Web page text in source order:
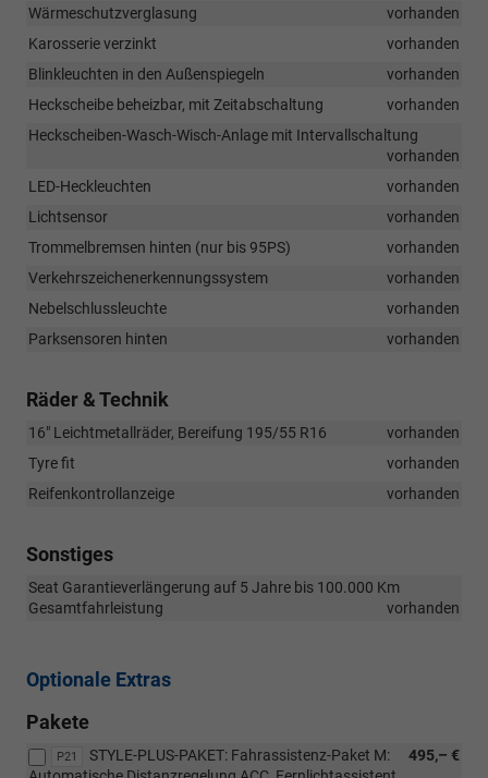
Wärmeschutzverglasung
vorhanden
Karosserie verzinkt
vorhanden
Blinkleuchten in den Außenspiegeln
vorhanden
Heckscheibe beheizbar, mit Zeitabschaltung
vorhanden
Heckscheiben-Wasch-Wisch-Anlage mit Intervallschaltung
vorhanden
LED-Heckleuchten
vorhanden
Lichtsensor
vorhanden
Trommelbremsen hinten (nur bis 95PS)
vorhanden
Verkehrszeichenerkennungssystem
vorhanden
Nebelschlussleuchte
vorhanden
Parksensoren hinten
vorhanden
Räder & Technik
16" Leichtmetallräder, Bereifung 195/55 R16
vorhanden
Tyre fit
vorhanden
Reifenkontrollanzeige
vorhanden
Sonstiges
Seat Garantieverlängerung auf 5 Jahre bis 100.000 Km
Gesamtfahrleistung
vorhanden
Optionale Extras
Pakete
P21 495,– €
STYLE-PLUS-PAKET: Fahrassistenz-Paket M: